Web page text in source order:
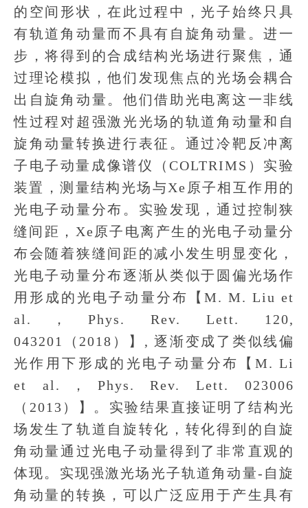
的空间形状，在此过程中，光子始终只具
有轨道角动量而不具有自旋角动量。进一
步，将得到的合成结构光场进行聚焦，通
过理论模拟，他们发现焦点的光场会耦合
出自旋角动量。他们借助光电离这一非线
性过程对超强激光光场的轨道角动量和自
旋角动量转换进行表征。通过冷靶反冲离
子电子动量成像谱仪（COLTRIMS）实验
装置，测量结构光场与Xe原子相互作用的
光电子动量分布。实验发现，通过控制狭
缝间距，Xe原子电离产生的光电子动量分
布会随着狭缝间距的减小发生明显变化，
光电子动量分布逐渐从类似于圆偏光场作
用形成的光电子动量分布【M. M. Liu et
al.，Phys. Rev. Lett. 120,
043201（2018）】, 逐渐变成了类似线偏
光作用下形成的光电子动量分布【M. Li
et al.，Phys. Rev. Lett. 023006
（2013）】。实验结果直接证明了结构光
场发生了轨道自旋转化，转化得到的自旋
角动量通过光电子动量得到了非常直观的
体现。实现强激光场光子轨道角动量-自旋
角动量的转换，可以广泛应用于产生具有